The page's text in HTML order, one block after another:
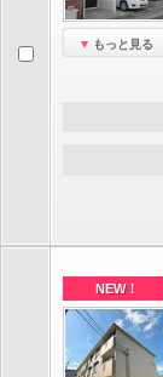
もっと見る
NEW！